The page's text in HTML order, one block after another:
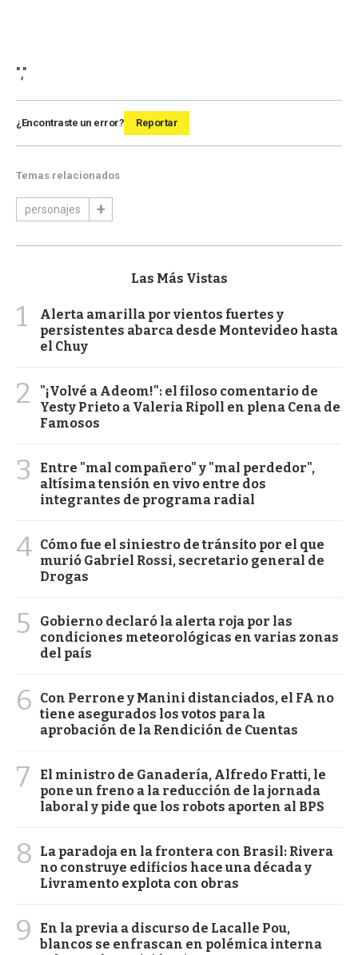
","
¿Encontraste un error? Reportar
Temas relacionados
personajes
Las Más Vistas
1
Alerta amarilla por vientos fuertes y
persistentes abarca desde Montevideo hasta
el Chuy
2
"¡Volvé a Adeom!": el filoso comentario de
Yesty Prieto a Valeria Ripoll en plena Cena de
Famosos
3
Entre "mal compañero" y "mal perdedor",
altísima tensión en vivo entre dos
integrantes de programa radial
4 Cómo fue el siniestro de tránsito por el que
murió Gabriel Rossi, secretario general de
Drogas
5
Gobierno declaró la alerta roja por las
condiciones meteorológicas en varias zonas
del país
6
Con Perrone y Manini distanciados, el FA no
tiene asegurados los votos para la
aprobación de la Rendición de Cuentas
7
El ministro de Ganadería, Alfredo Fratti, le
pone un freno a la reducción de la jornada
laboral y pide que los robots aporten al BPS
8
La paradoja en la frontera con Brasil: Rivera
no construye edificios hace una década y
Livramento explota con obras
9
En la previa a discurso de Lacalle Pou,
blancos se enfrascan en polémica interna